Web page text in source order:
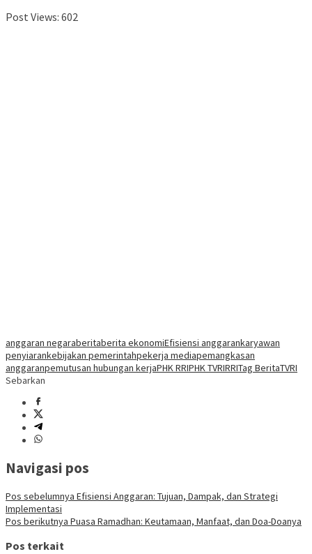
Post Views: 602
anggaran negaraberitaberita ekonomiEfisiensi anggarankaryawan
penyiarankebijakan pemerintahpekerja mediapemangkasan
anggaranpemutusan hubungan kerjaPHK RRIPHK TVRIRRITag BeritaTVRI
Sebarkan
Navigasi pos
Pos sebelumnya Efisiensi Anggaran: Tujuan, Dampak, dan Strategi
Implementasi
Pos berikutnya Puasa Ramadhan: Keutamaan, Manfaat, dan Doa-Doanya
Pos terkait